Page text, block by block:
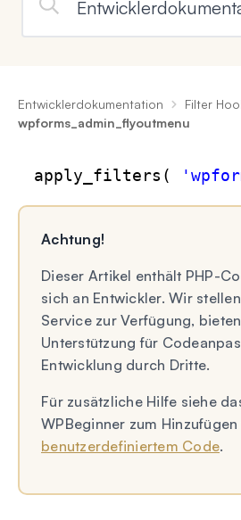
Entwicklerdokumentation
Filter
wpforms_admin_flyoutmenu
apply_filters(
Achtung!
Dieser Artikel enthält PHP-
sich an Entwickler. Wir
Service zur Verfügung,
Unterstützung für
Entwicklung durch Dritte.
Für zusätzliche Hilfe siehe
WPBeginner zum Hinzufügen
benutzerdefiniertem Code.